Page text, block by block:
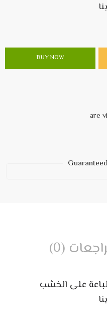
BUY NOW
(0)
على الخشب